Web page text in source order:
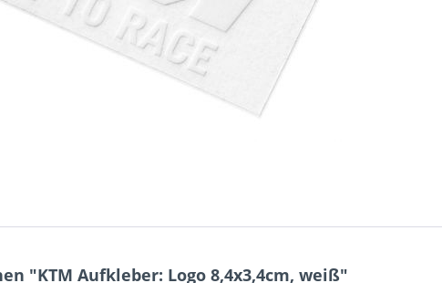
"KTM Aufkleber: Logo 8,4x3,4cm, weiß"